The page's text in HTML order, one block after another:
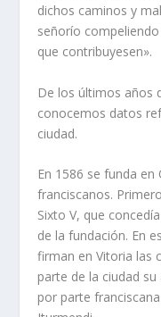
dichos caminos y
señorí­o
que contribuyesen».
De los últimos años
conocemos datos
ciudad.
En 1586 se funda
franciscanos.
Sixto V, que
de la fundación. En
firman en Vitoria las
parte de la ciudad
por parte